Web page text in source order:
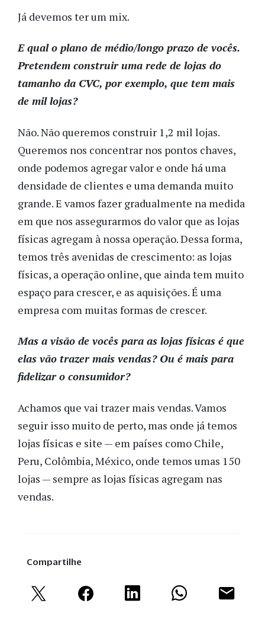
Já devemos ter um mix.
E qual o plano de médio/longo prazo de vocês.
Pretendem construir uma rede de lojas do
tamanho da CVC, por exemplo, que tem mais
de mil lojas?
Não. Não queremos construir 1,2 mil lojas.
Queremos nos concentrar nos pontos chaves,
onde podemos agregar valor e onde há uma
densidade de clientes e uma demanda muito
grande. E vamos fazer gradualmente na medida
em que nos assegurarmos do valor que as lojas
físicas agregam à nossa operação. Dessa forma,
temos três avenidas de crescimento: as lojas
físicas, a operação online, que ainda tem muito
espaço para crescer, e as aquisições. É uma
empresa com muitas formas de crescer.
Mas a visão de vocês para as lojas físicas é que
elas vão trazer mais vendas? Ou é mais para
fidelizar o consumidor?
Achamos que vai trazer mais vendas. Vamos
seguir isso muito de perto, mas onde já temos
lojas físicas e site — em países como Chile,
Peru, Colômbia, México, onde temos umas 150
lojas — sempre as lojas físicas agregam nas
vendas.
Compartilhe